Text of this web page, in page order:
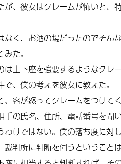
、彼女はクレームが怖いと、
く、お酒の場だったのでそん
た。
土下座を強要するようなクレ
、僕の考えを彼女に教えた。
客が怒ってクレームをつけて
の氏名、住所、電話番号を聞
けではない。僕の落ち度に対
判所に判断を伺うということ